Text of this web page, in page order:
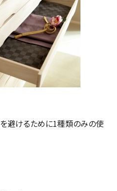
避けるために1種類のみの使